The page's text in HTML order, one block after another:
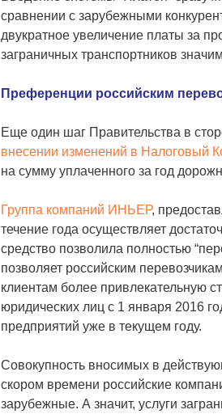
сравнении с зарубежными
двукратное увеличение платы за
заграничных транспортников
Преференции российским
Еще один шаг Правительства в
внесении изменений в Налоговый
на сумму уплаченного за год
Группа компаний ИНЬЕР,
течение года осуществляет
средство позволила полностью
позволяет российским
клиентам более привлекательную
юридических лиц с 1 января 2016
предприятий уже в текущем году.
Совокупность вносимых в
скором времени российские
зарубежные. А значит, услуги